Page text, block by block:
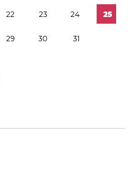
22 23 24 25
29 30 31